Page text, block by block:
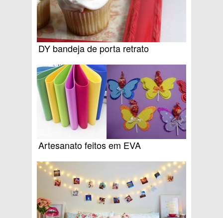
DY bandeja de porta retrato
Artesanato feitos em EVA